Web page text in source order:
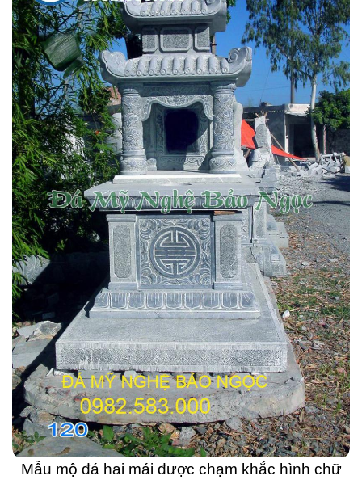
Mẫu mộ đá hai mái được chạm khắc hình chữ